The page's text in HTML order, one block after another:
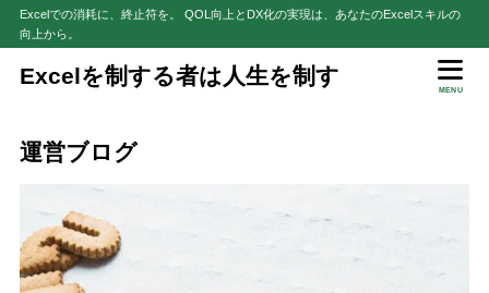
Excelでの消耗に、終止符を。 QOL向上とDX化の実現は、あなたのExcelスキルの
向上から。
Excelを制する者は人生を制す
MENU
運営ブログ
目次
1.1 3S Life Style
資格対策ブログ
2.1
MOS Excel2010をわずか16日・30時間弱でスペシャリストとエキ
スパートの両方を独学合格した方法をさらすブログ
2.2 VBAエキスパート（Excel）を独学で合格を目指すブログ